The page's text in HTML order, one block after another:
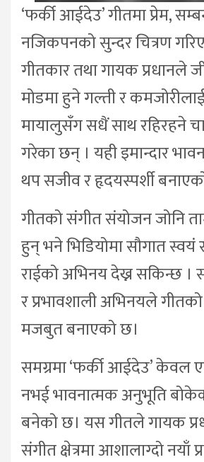
‘फर्की आईदेउ’ गीतमा प्रेम,
नजिकपनको सुन्दर चित्रण
गीतकार तथा गायक प्रधानले
मोडमा हुने गल्ती र
मायालुसँग सधैं साथ रहिरहने
गरेका छन् । यही इमान्दार
थप सजीव र हृदयस्पर्शी
गीतको संगीत संयोजन जोनि
हुन् भने भिडियोमा सौगात
राईको अभिनय देख्न सकिन्छ ।
र प्रभावशाली अभिनयले
मजबुत बनाएको छ।
समग्रमा ‘फर्की आईदेउ’ केवल
नभई भावनात्मक अनुभूति
बनेको छ। यस गीतले गायक
संगीत क्षेत्रमा आशालाग्दो नयाँ